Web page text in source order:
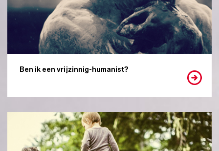
Ben ik een vrijzinnig-humanist?